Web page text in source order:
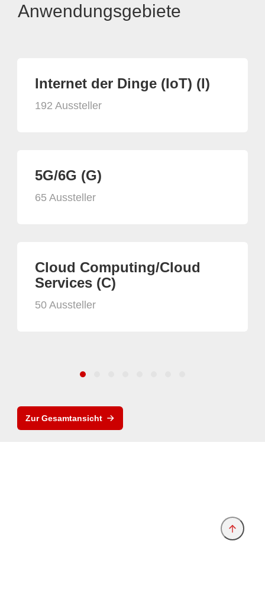
Anwendungsgebiete
Internet der Dinge (IoT) (I)
192 Aussteller
5G/6G (G)
65 Aussteller
Cloud Computing/Cloud
Services (C)
50 Aussteller
Zur Gesamtansicht